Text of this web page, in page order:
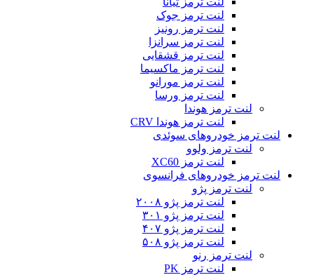
لنت ترمز جوک
لنت ترمز رونیز
لنت ترمز سرانزا
لنت ترمز قشقایی
لنت ترمز ماکسیما
لنت ترمز مورانو
لنت ترمز ورسا
لنت ترمز هوندا
لنت ترمز هوندا CRV
لنت ترمز خودروهای سوئدی
لنت ترمز ولوو
لنت ترمز XC60
لنت ترمز خودروهای فرانسوی
لنت ترمز پژو
لنت ترمز پژو ۲۰۰۸
لنت ترمز پژو ۳۰۱
لنت ترمز پژو ۴۰۷
لنت ترمز پژو ۵۰۸
لنت ترمز رنو
لنت ترمز PK